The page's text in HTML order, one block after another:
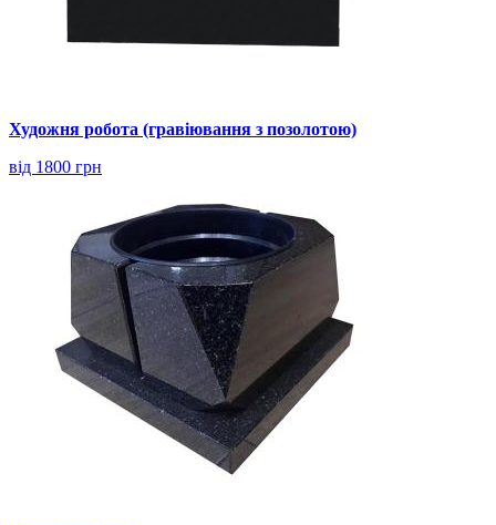
Художня робота (гравіювання з позолотою)
від 1800 грн